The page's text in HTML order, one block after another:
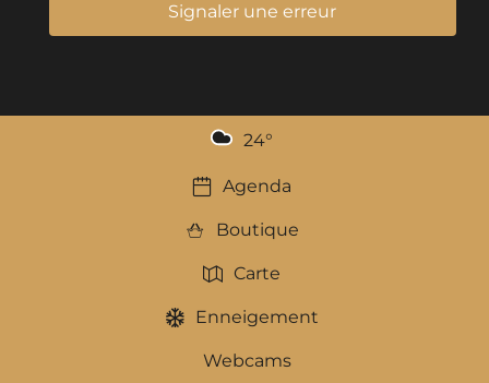
Signaler une erreur
24°
Agenda
Boutique
Carte
Enneigement
Webcams